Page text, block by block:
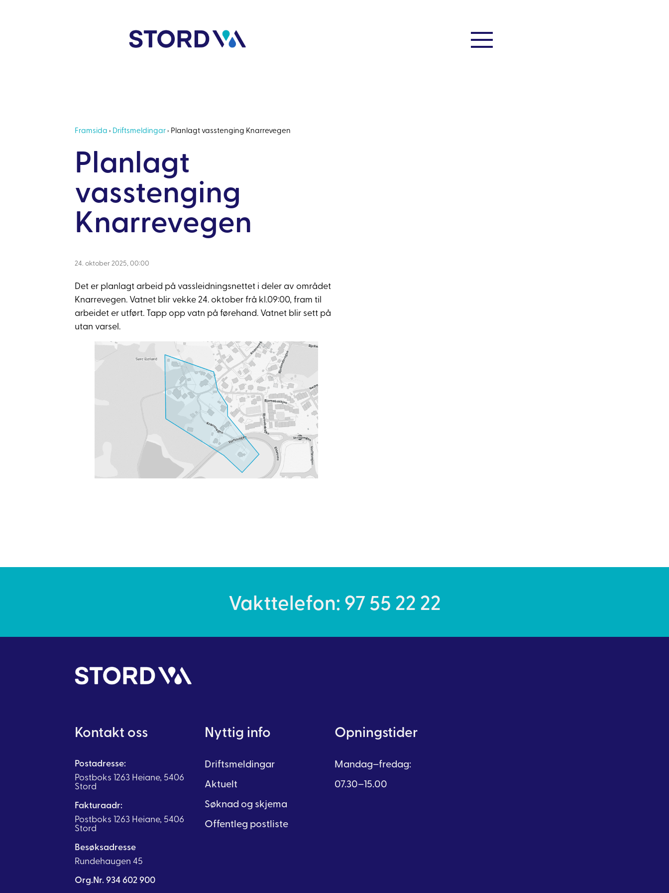
Framsida› Driftsmeldingar› Planlagt vasstenging Knarrevegen
Planlagt
vasstenging
Knarrevegen
24. oktober 2025, 00:00
Det er planlagt arbeid på vassleidningsnettet i deler av området
Knarrevegen. Vatnet blir vekke 24. oktober frå kl.09:00, fram til
arbeidet er utført. Tapp opp vatn på førehand. Vatnet blir sett på
utan varsel.
Vakttelefon: 97 55 22 22
Kontakt oss
Postadresse:
Postboks 1263 Heiane, 5406
Stord
Fakturaadr:
Postboks 1263 Heiane, 5406
Stord
Besøksadresse
Rundehaugen 45
Org.Nr. 934 602 900
Nyttig info
Driftsmeldingar
Aktuelt
Søknad og skjema
Offentleg postliste
Opningstider
Mandag–fredag:
07.30–15.00